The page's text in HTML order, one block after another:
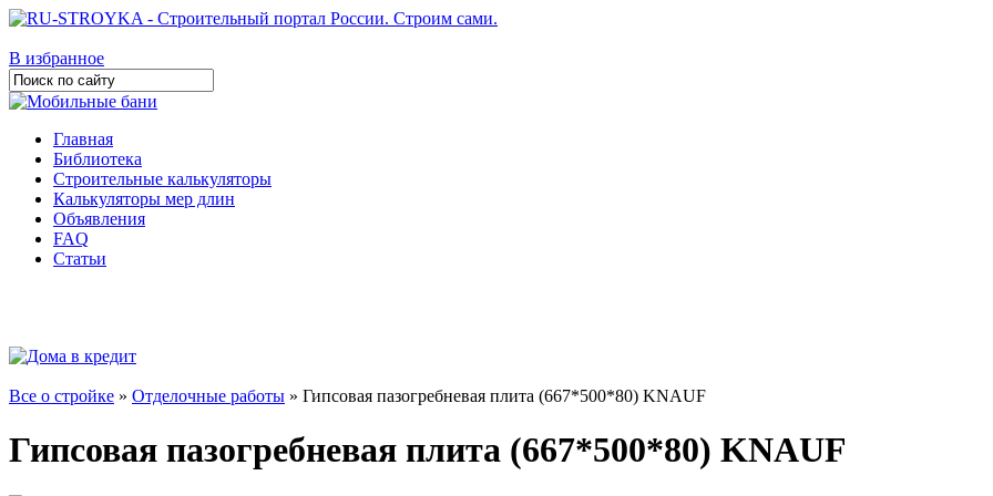
В избранное
Главная
Библиотека
Строительные калькуляторы
Калькуляторы мер длин
Объявления
FAQ
Статьи
Все о стройке » Отделочные работы » Гипсовая пазогребневая плита (667*500*80) KNAUF
Гипсовая пазогребневая плита (667*500*80) KNAUF